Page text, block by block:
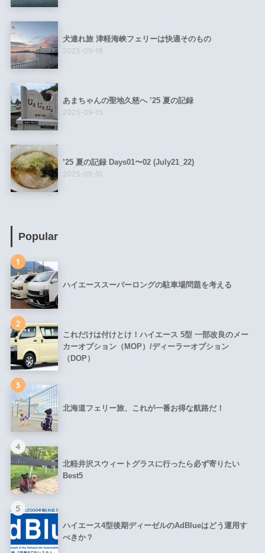
犬連れ旅 津軽海峡フェリーは快適そのもの
2025-09-19
あまちゃんの聖地久慈へ ’25 夏の記録
2025-09-15
’25 夏の記録 Days01〜02 (July21_22)
2025-08-10
Popular
1
ハイエーススーパーロングの駐車場問題を考える
2
これだけは付けとけ！ハイエース 5型 一部改良のメー
カーオプション（MOP）/ディーラーオプション
（DOP）
3
北海道フェリー旅、これが一番お得な航路だ！
4
北軽井沢スウィートグラスに行ったら必ず寄りたい
Best5
5
ハイエース4型後期ディーゼルのAdBlueはどう運用す
べきか？